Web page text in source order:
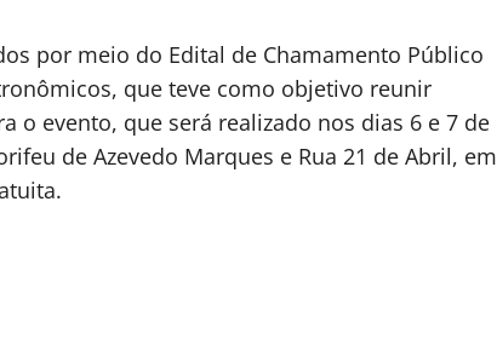
por meio do Edital de Chamamento Público
que teve como objetivo reunir
o evento, que será realizado nos dias 6 e 7 de
de Azevedo Marques e Rua 21 de Abril, em